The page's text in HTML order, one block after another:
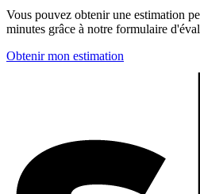
Vous pouvez obtenir une estimation
minutes grâce à notre formulaire
Obtenir mon estimation